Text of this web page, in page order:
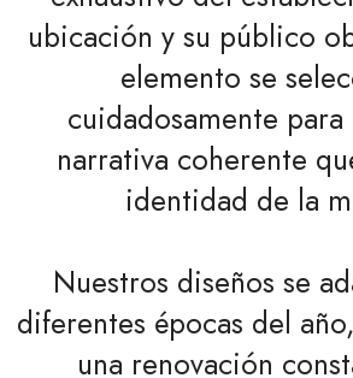
ubicación y su público
elemento se
cuidadosamente
narrativa coherente
identidad de la
Nuestros diseños se
diferentes épocas del
una renovación